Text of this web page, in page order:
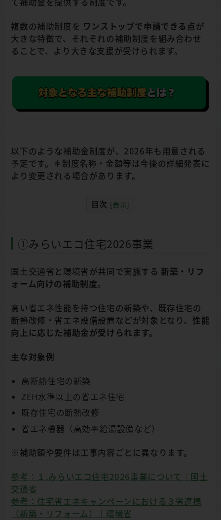
複数の補助制度を ワンストップで申請できる点が
大きな特徴で、それぞれの補助制度を組み合わせ
ることで、より大きな支援が受けられます。
以下のような補助金制度が、2026年も用意される
予定です。＊制度名称・金額等は今後の詳細発表に
より変更される場合があります。
目次 [表示]
①みらいエコ住宅2026事業
国土交通省と環境省が共同で実施する 新築・リフ
ォーム向けの補助制度。
高い省エネ性能を持つ住宅の新築や、既存住宅の
断熱改修・省エネ設備設置などが対象となり、 性能
向上に応じた補助金が受けられます。
主な対象例
高断熱住宅の新築
ZEH水準以上の省エネ住宅
既存住宅の断熱改修
省エネ機器（高効率給湯設備など）
※補助額や要件は工事内容ごとに異なります。
参考：１.みらいエコ住宅2026事業について｜国土
交通省
参考：住宅省エネキャンペーンにおける３省連携
（新築・リフォーム）｜環境省